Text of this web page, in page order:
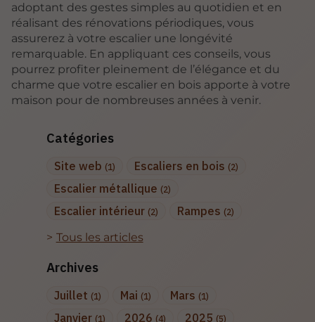
Catégories
Site web (1) Escaliers en bois (2)
Escalier métallique (2)
Escalier intérieur (2) Rampes (2)
Tous les articles
Archives
Juillet (1) Mai (1) Mars (1)
Janvier (1) 2026 (4) 2025 (5)
adoptant des gestes simples au quotidien et en
réalisant des rénovations périodiques, vous
assurerez à votre escalier une longévité
remarquable. En appliquant ces conseils, vous
pourrez profiter pleinement de l’élégance et du
charme que votre escalier en bois apporte à votre
maison pour de nombreuses années à venir.